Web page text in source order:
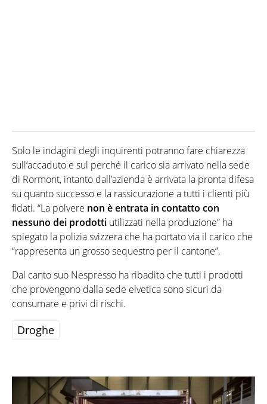
Solo le indagini degli inquirenti potranno fare chiarezza
sull’accaduto e sul perché il carico sia arrivato nella sede
di Rormont, intanto dall’azienda è arrivata la pronta difesa
su quanto successo e la rassicurazione a tutti i clienti più
fidati. “La polvere non è entrata in contatto con
nessuno dei prodotti utilizzati nella produzione” ha
spiegato la polizia svizzera che ha portato via il carico che
“rappresenta un grosso sequestro per il cantone”.
Dal canto suo Nespresso ha ribadito che tutti i prodotti
che provengono dalla sede elvetica sono sicuri da
consumare e privi di rischi.
Droghe